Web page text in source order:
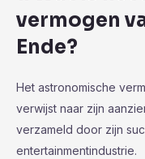
vermogen
Ende?
Het astronomische
verwijst naar zijn
verzameld door zijn
entertainmentindustrie.